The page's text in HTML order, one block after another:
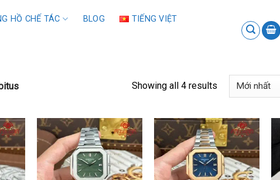
HỒ CHẾ TÁC BLOG TIẾNG VIỆT
Showing all 4 results